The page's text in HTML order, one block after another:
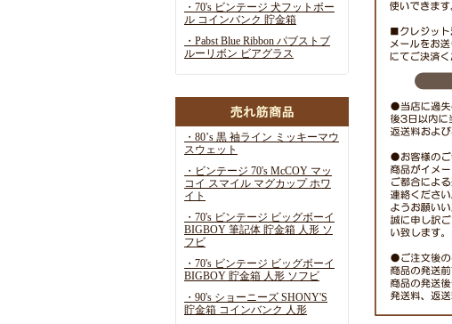
・70's ビンテージ 犬フットボー
ル コインバンク 貯金箱
・Pabst Blue Ribbon パブストブ
ルーリボン ビアグラス
・80’s 黒 袖ライン ミッキーマウ
スウェット
・ビンテージ 70's McCOY マッ
コイ スマイル マグカップ ホワ
イト
・70's ビンテージ ビッグボーイ
BIGBOY 筆記体 貯金箱 人形 ソ
フビ
・70's ビンテージ ビッグボーイ
BIGBOY 貯金箱 人形 ソフビ
・90's ショーニーズ SHONY'S
貯金箱 コインバンク 人形